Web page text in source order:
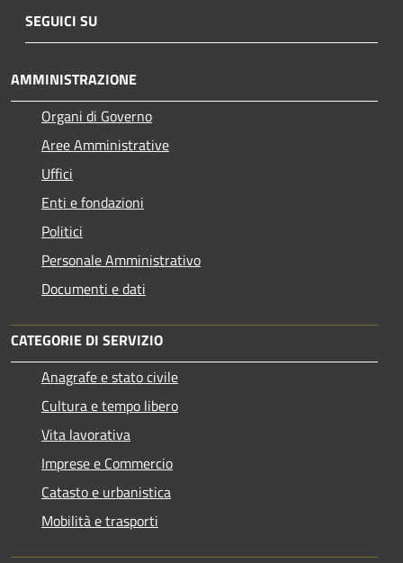
SEGUICI SU
AMMINISTRAZIONE
Organi di Governo
Aree Amministrative
Uffici
Enti e fondazioni
Politici
Personale Amministrativo
Documenti e dati
CATEGORIE DI SERVIZIO
Anagrafe e stato civile
Cultura e tempo libero
Vita lavorativa
Imprese e Commercio
Catasto e urbanistica
Mobilità e trasporti